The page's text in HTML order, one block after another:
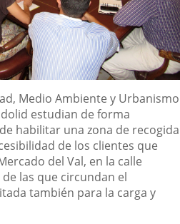
Medio Ambiente y Urbanismo
estudian de forma
habilitar una zona de recogida
de los clientes que
del Val, en la calle
las que circundan el
también para la carga y